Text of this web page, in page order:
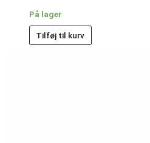
På lager
Tilføj til kurv